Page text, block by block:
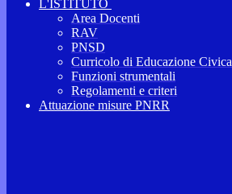
L'ISTITUTO
Area Docenti
RAV
PNSD
Curricolo di Educazione Civica
Funzioni strumentali
Regolamenti e criteri
Attuazione misure PNRR